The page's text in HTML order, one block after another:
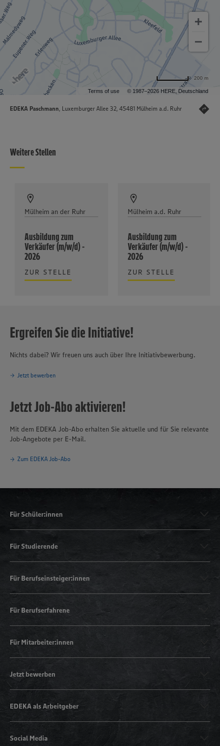
Terms of use © 1987–2026 HERE, Deutschland
200 m
EDEKA Paschmann, Luxemburger Allee 32, 45481 Mülheim a.d. Ruhr
Weitere Stellen
Mülheim an der Ruhr
Ausbildung zum
Verkäufer (m/w/d) -
2026
ZUR STELLE
Mülheim a.d. Ruhr
Ausbildung zum
Verkäufer (m/w/d) -
2026
ZUR STELLE
Ergreifen Sie die Initiative!
Nichts dabei? Wir freuen uns auch über Ihre Initiativbewerbung.
Jetzt bewerben
Jetzt Job-Abo aktivieren!
Mit dem EDEKA Job-Abo erhalten Sie aktuelle und für Sie relevante
Job-Angebote per E-Mail.
Zum EDEKA Job-Abo
Für Schüler:innen
Für Studierende
Für Berufseinsteiger:innen
Für Berufserfahrene
Für Mitarbeiter:innen
Jetzt bewerben
EDEKA als Arbeitgeber
Social Media